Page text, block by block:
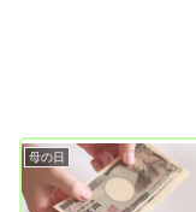
母の日